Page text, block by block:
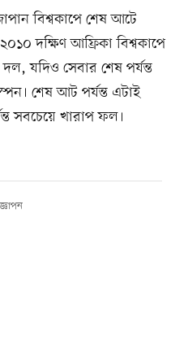
বিশ্বকাপে শেষ আটে
দক্ষিণ আফ্রিকা বিশ্বকাপে
যদিও সেবার শেষ পর্যন্ত
শেষ আট পর্যন্ত এটাই
সবচেয়ে খারাপ ফল।